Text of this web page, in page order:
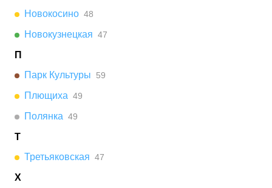
Новокосино 48
Новокузнецкая 47
П
Парк Культуры
59
Плющиха 49
Полянка 49
Т
Третьяковская 47
Х